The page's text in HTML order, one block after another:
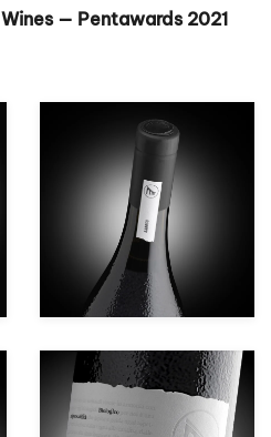
— Pentawards 2021
zoom +